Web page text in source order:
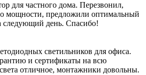
для частного дома. Перезвонил,
мощности, предложили оптимальный
следующий день. Спасибо!
светильников для офиса.
и сертификаты на всю
отличное, монтажники довольны.